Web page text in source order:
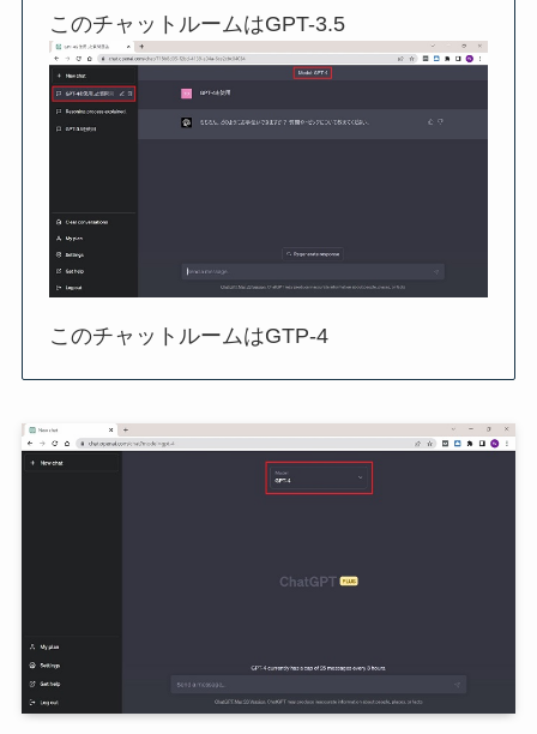
このチャットルームはGPT-3.5
このチャットルームはGTP-4